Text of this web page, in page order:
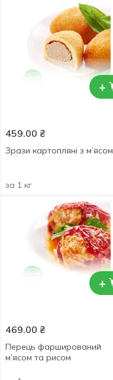
+
459.00 ₴
Зрази картопляні з м’ясом
за 1 кг
+
469.00 ₴
Перець фарширований
м’ясом та рисом